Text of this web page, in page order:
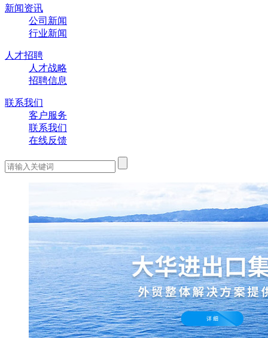
新闻资讯
公司新闻
行业新闻
人才招聘
人才战略
招聘信息
联系我们
客户服务
联系我们
在线反馈